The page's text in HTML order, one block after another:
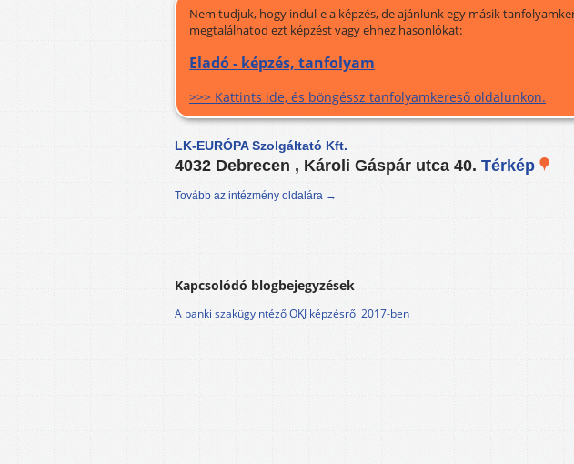
Nem tudjuk, hogy indul-e a képzés, de ajánlunk egy másik
megtalálhatod ezt képzést vagy ehhez hasonlókat:
Eladó - képzés, tanfolyam
>>> Kattints ide, és böngéssz tanfolyamkereső oldalunkon.
LK-EURÓPA Szolgáltató Kft.
4032 Debrecen , Károli Gáspár utca 40. Térkép
Tovább az intézmény oldalára →
Kapcsolódó blogbejegyzések
A banki szakügyintéző OKJ képzésről 2017-ben